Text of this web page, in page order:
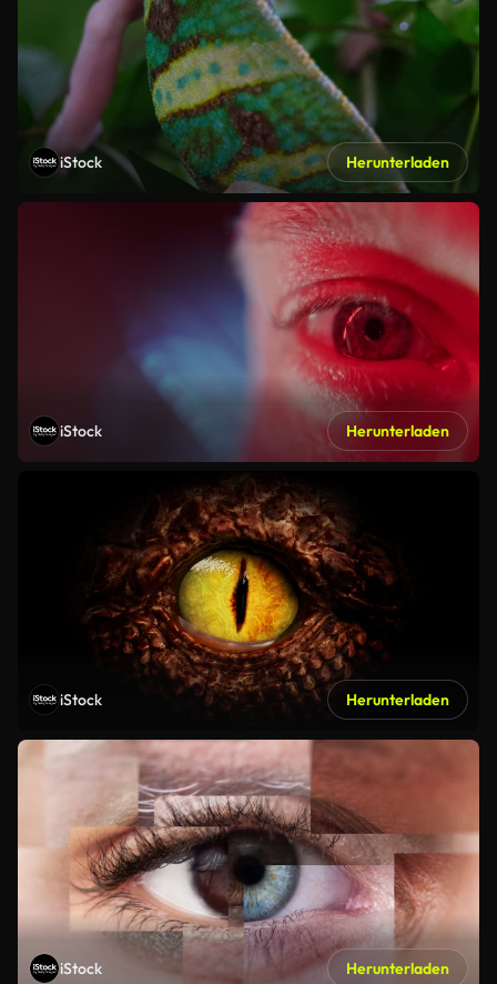
iStock Herunterladen
iStock Herunterladen
iStock Herunterladen
iStock Herunterladen